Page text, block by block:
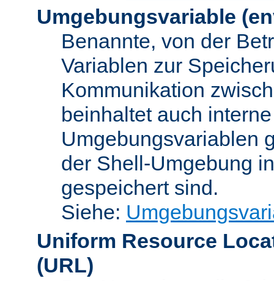
Umgebungsvariable
Benannte, von der
Variablen zur
Kommunikation
beinhaltet auch
Umgebungsvariablen
der Shell-Umgebung
gespeichert sind.
Siehe:
Uniform Resource
(URL)